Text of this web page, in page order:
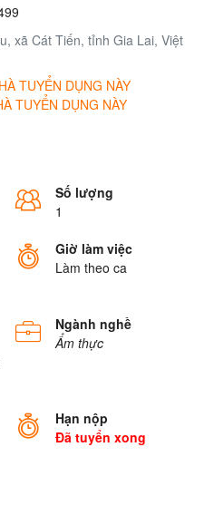
xã Cát Tiến, tỉnh Gia Lai, Việt
TUYỂN DỤNG NÀY
TUYỂN DỤNG NÀY
Số lượng
1
Giờ làm việc
Làm theo ca
Ngành nghề
Ẩm thực
Hạn nộp
Đã tuyển xong